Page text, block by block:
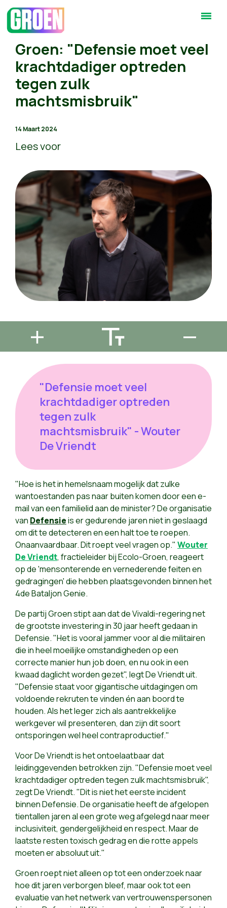
Groen: "Defensie moet veel
krachtdadiger optreden
tegen zulk
machtsmisbruik"
14 Maart 2024
Lees voor
"Defensie moet veel
krachtdadiger optreden
tegen zulk
machtsmisbruik" - Wouter
De Vriendt
"Hoe is het in hemelsnaam mogelijk dat zulke
wantoestanden pas naar buiten komen door een e-
mailvan een familielidaan de minister? De organisatie
van Defensieis er gedurende jaren niet in geslaagd
om dit te detecteren en een halt toe te roepen.
Onaanvaardbaar. Dit roept veel vragen op." Wouter
De Vriendt, fractieleider bij Ecolo-Groen, reageert
op de 'mensonterende en vernederende feiten en
gedragingen' die hebben plaatsgevonden binnen het
4de Bataljon Genie.
De partij Groen stipt aan dat de Vivaldi-regering net
de grootste investering in 30 jaar heeft gedaan in
Defensie. "Het is vooral jammer voor al die militairen
die in heel moeilijke omstandigheden op een
correcte manier hun job doen, en nu ook in een
kwaad daglicht worden gezet", legt De Vriendt uit.
"Defensie staat voor gigantische uitdagingen om
voldoende rekruten te vinden én aan boord te
houden. Als het leger zich als aantrekkelijke
werkgever wil presenteren, dan zijn dit soort
ontsporingen wel heel contraproductief."
Voor De Vriendt is het ontoelaatbaar dat
leidinggevenden betrokken zijn. "Defensie moet veel
krachtdadiger optreden tegen zulk machtsmisbruik",
zegt De Vriendt. "Dit is niet het eerste incident
binnen Defensie. De organisatie heeft de afgelopen
tientallen jaren al een grote weg afgelegd naar meer
inclusiviteit, gendergelijkheid en respect. Maar de
laatste resten toxisch gedrag en die rotte appels
moeten er absoluut uit."
Groen roept niet alleen op tot een onderzoek naar
hoe dit jaren verborgen bleef, maar ook tot een
evaluatie van het netwerk van vertrouwenspersonen